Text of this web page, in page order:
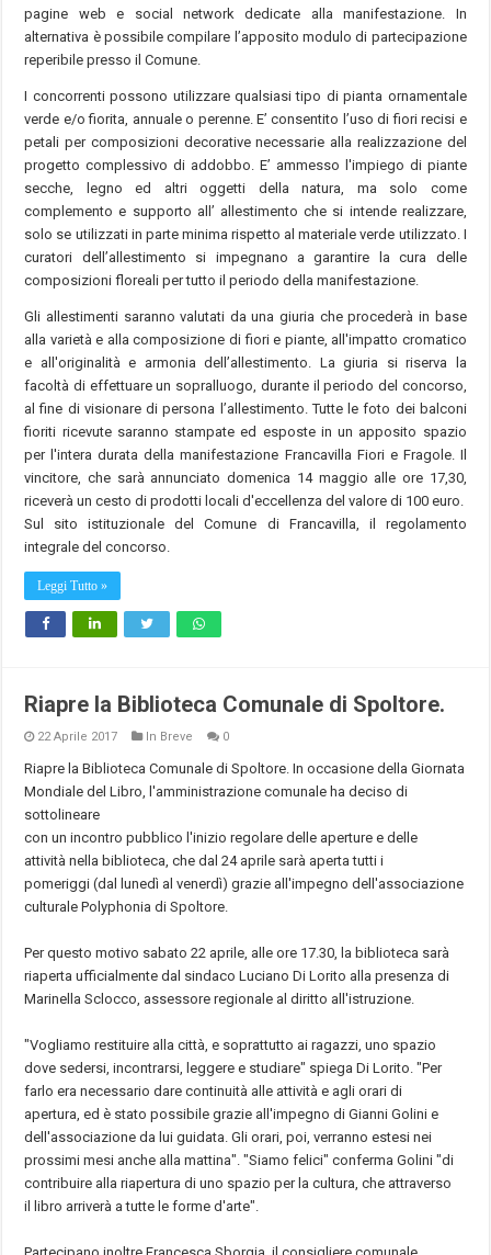
pagine web e social network dedicate alla manifestazione. In
alternativa è possibile compilare l’apposito modulo di partecipazione
reperibile presso il Comune.
I concorrenti possono utilizzare qualsiasi tipo di pianta ornamentale
verde e/o fiorita, annuale o perenne. E’ consentito l’uso di fiori recisi e
petali per composizioni decorative necessarie alla realizzazione del
progetto complessivo di addobbo. E’ ammesso l'impiego di piante
secche, legno ed altri oggetti della natura, ma solo come
complemento e supporto all’ allestimento che si intende realizzare,
solo se utilizzati in parte minima rispetto al materiale verde utilizzato. I
curatori dell’allestimento si impegnano a garantire la cura delle
composizioni floreali per tutto il periodo della manifestazione.
Gli allestimenti saranno valutati da una giuria che procederà in base
alla varietà e alla composizione di fiori e piante, all'impatto cromatico
e all'originalità e armonia dell’allestimento. La giuria si riserva la
facoltà di effettuare un sopralluogo, durante il periodo del concorso,
al fine di visionare di persona l’allestimento. Tutte le foto dei balconi
fioriti ricevute saranno stampate ed esposte in un apposito spazio
per l'intera durata della manifestazione Francavilla Fiori e Fragole. Il
vincitore, che sarà annunciato domenica 14 maggio alle ore 17,30,
riceverà un cesto di prodotti locali d'eccellenza del valore di 100 euro.
Sul sito istituzionale del Comune di Francavilla, il regolamento
integrale del concorso.
Leggi Tutto »
Riapre la Biblioteca Comunale di Spoltore.
22 Aprile 2017 In Breve 0
Riapre la Biblioteca Comunale di Spoltore. In occasione della Giornata
Mondiale del Libro, l'amministrazione comunale ha deciso di
sottolineare
con un incontro pubblico l'inizio regolare delle aperture e delle
attività nella biblioteca, che dal 24 aprile sarà aperta tutti i
pomeriggi (dal lunedì al venerdì) grazie all'impegno dell'associazione
culturale Polyphonia di Spoltore.
Per questo motivo sabato 22 aprile, alle ore 17.30, la biblioteca sarà
riaperta ufficialmente dal sindaco Luciano Di Lorito alla presenza di
Marinella Sclocco, assessore regionale al diritto all'istruzione.
"Vogliamo restituire alla città, e soprattutto ai ragazzi, uno spazio
dove sedersi, incontrarsi, leggere e studiare" spiega Di Lorito. "Per
farlo era necessario dare continuità alle attività e agli orari di
apertura, ed è stato possibile grazie all'impegno di Gianni Golini e
dell'associazione da lui guidata. Gli orari, poi, verranno estesi nei
prossimi mesi anche alla mattina". "Siamo felici" conferma Golini "di
contribuire alla riapertura di uno spazio per la cultura, che attraverso
il libro arriverà a tutte le forme d'arte".